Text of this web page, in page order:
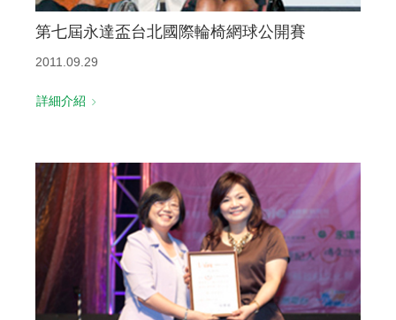
第七屆永達盃台北國際輪椅網球公開賽
2011.09.29
詳細介紹